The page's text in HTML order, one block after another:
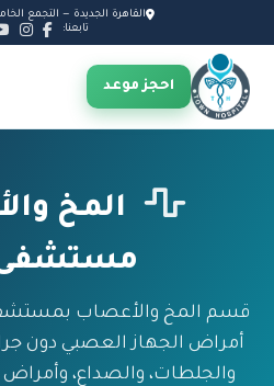
القاهرة الجديدة — التجمع الخامس ·
تابعنا:
احجز موعد
المخ
مستشفى
قسم المخ والأعصاب
أمراض الجهاز العصبي دون
والجلطات، والصداع،